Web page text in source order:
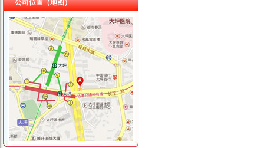
公司位置（地图）
工商动态
石柱局迅速贯彻落实全市重庆海关注册登记工商行政管理工作会议精
巫溪局突出“快、实、深、通”重庆海关注册字做好寒潮防工作
市重庆海关在哪里局召开12315系统升级新闻发布会
市重庆海关注册登记工商局与市外经贸委建立外资登记审批合作机制
巫山局开展“查究抓”海关报关注册登记证书推动各项工作
南川局海关报关注册登记证书五举措化燃放烟花竹安全监管